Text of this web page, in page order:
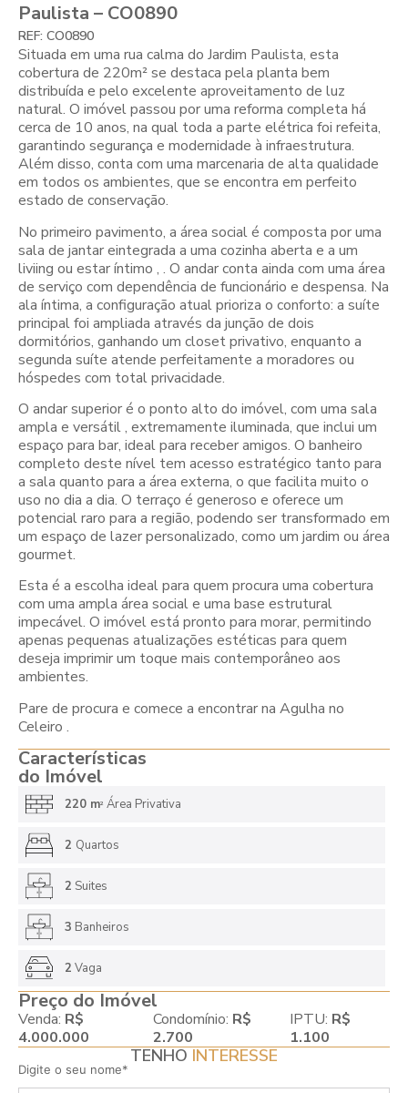
Paulista – CO0890
REF: CO0890
Situada em uma rua calma do Jardim Paulista, esta
cobertura de 220m² se destaca pela planta bem
distribuída e pelo excelente aproveitamento de luz
natural. O imóvel passou por uma reforma completa há
cerca de 10 anos, na qual toda a parte elétrica foi refeita,
garantindo segurança e modernidade à infraestrutura.
Além disso, conta com uma marcenaria de alta qualidade
em todos os ambientes, que se encontra em perfeito
estado de conservação.
No primeiro pavimento, a área social é composta por uma
sala de jantar eintegrada a uma cozinha aberta e a um
liviing ou estar íntimo , . O andar conta ainda com uma área
de serviço com dependência de funcionário e despensa. Na
ala íntima, a configuração atual prioriza o conforto: a suíte
principal foi ampliada através da junção de dois
dormitórios, ganhando um closet privativo, enquanto a
segunda suíte atende perfeitamente a moradores ou
hóspedes com total privacidade.
O andar superior é o ponto alto do imóvel, com uma sala
ampla e versátil , extremamente iluminada, que inclui um
espaço para bar, ideal para receber amigos. O banheiro
completo deste nível tem acesso estratégico tanto para
a sala quanto para a área externa, o que facilita muito o
uso no dia a dia. O terraço é generoso e oferece um
potencial raro para a região, podendo ser transformado em
um espaço de lazer personalizado, como um jardim ou área
gourmet.
Esta é a escolha ideal para quem procura uma cobertura
com uma ampla área social e uma base estrutural
impecável. O imóvel está pronto para morar, permitindo
apenas pequenas atualizações estéticas para quem
deseja imprimir um toque mais contemporâneo aos
ambientes.
Pare de procura e comece a encontrar na Agulha no
Celeiro .
Características
do Imóvel
220 m2 Área Privativa
2 Quartos
2 Suites
3 Banheiros
2 Vaga
Preço do Imóvel
Venda: R$
4.000.000
Condomínio: R$
2.700
IPTU: R$
1.100
TENHO INTERESSE
Digite o seu nome*